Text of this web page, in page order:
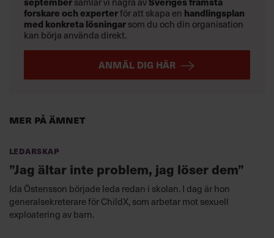
LinkedIn
9 punkter för ett gott
ledarskap: Så är en bra chef
Mer på ämnet
Ledarskap
”Jag ältar inte problem, jag löser dem”
Ida Östensson började leda redan i skolan. I dag är hon
generalsekreterare för ChildX, som arbetar mot sexuell
exploatering av barn.
forskare och experterför att skapa en handlingsplan
med konkreta lösningarsom du och din organisation
kan börja använda direkt.
ANMÄL DIG HÄR